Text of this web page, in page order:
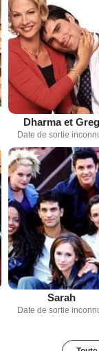
Dharma et Greg
Date de sortie
Sarah
Date de sortie